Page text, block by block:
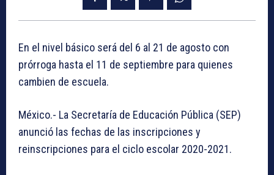
En el nivel básico será del 6 al 21 de agosto con
prórroga hasta el 11 de septiembre para quienes
cambien de escuela.
México.- La Secretaría de Educación Pública (SEP)
anunció las fechas de las inscripciones y
reinscripciones para el ciclo escolar 2020-2021.